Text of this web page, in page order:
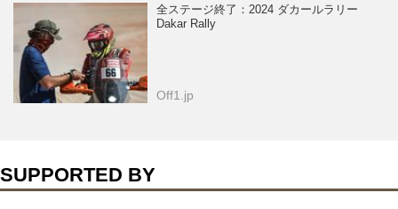
全ステージ終了：2024 ダカールラリー
Dakar Rally
Off1.jp
SUPPORTED BY